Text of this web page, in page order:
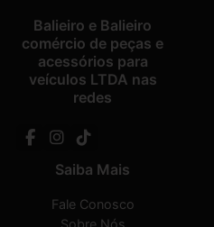
Balieiro e Balieiro
comércio de peças e
acessórios para
veículos LTDA nas
redes
Saiba Mais
Fale Conosco